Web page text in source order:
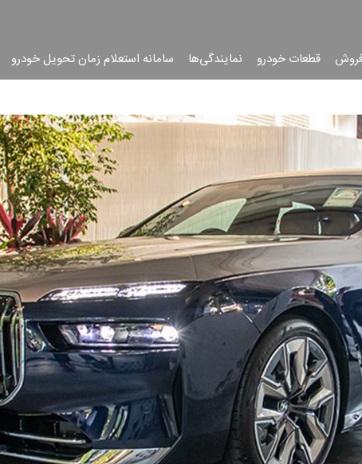
قطعات خودرو نمایندگی‌ها سامانه استعلام زمان تحویل خودرو